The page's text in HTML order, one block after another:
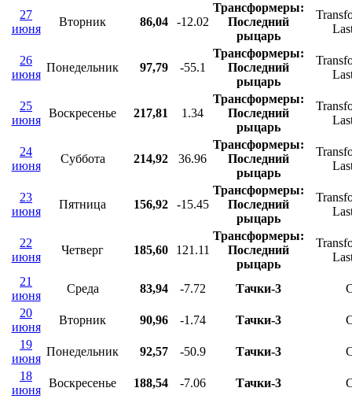
27
июня
Вторник 86,04 -12.02
Трансформеры:
Последний
рыцарь
26
июня
Понедельник 97,79 -55.1
Трансформеры:
Последний
рыцарь
25
июня
Воскресенье 217,81 1.34
Трансформеры:
Последний
рыцарь
24
июня
Суббота 214,92 36.96
Трансформеры:
Последний
рыцарь
23
июня
Пятница 156,92 -15.45
Трансформеры:
Последний
рыцарь
22
июня
Четверг 185,60 121.11
Трансформеры:
Последний
рыцарь
21
июня
Среда 83,94 -7.72 Тачки-3
20
июня
Вторник 90,96 -1.74 Тачки-3
19
июня
Понедельник 92,57 -50.9 Тачки-3
18
июня
Воскресенье 188,54 -7.06 Тачки-3